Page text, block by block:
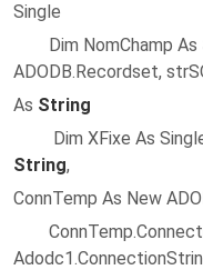
Single
Dim NomChamp As
ADODB.Recordset,
As String
Dim XFixe As Single,
String,
ConnTemp As New